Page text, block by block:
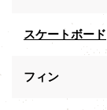
スケートボード
フィン